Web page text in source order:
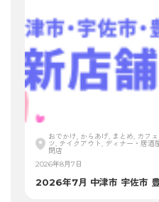
おでかけ, からあげ, まとめ, カフ
ツ, テイクアウト, ディナー・居酒
閉店
2026年8月7日
2026年7月 中津市 宇佐市